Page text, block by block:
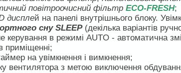
повітроочисний фільтр ЕСО-FRESH;
дисплей на панелі внутрішнього блоку.
сну SLЕЕР (декілька варіантів
керування в режимі AUTO - автоматична
приміщенні;
на увімкнення і вимкнення;
вентилятора з метою виключення